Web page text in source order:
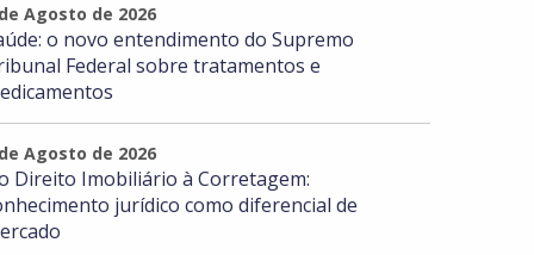
Agosto de 2026
o novo entendimento do Supremo
Federal sobre tratamentos e
Agosto de 2026
Direito Imobiliário à Corretagem:
jurídico como diferencial de